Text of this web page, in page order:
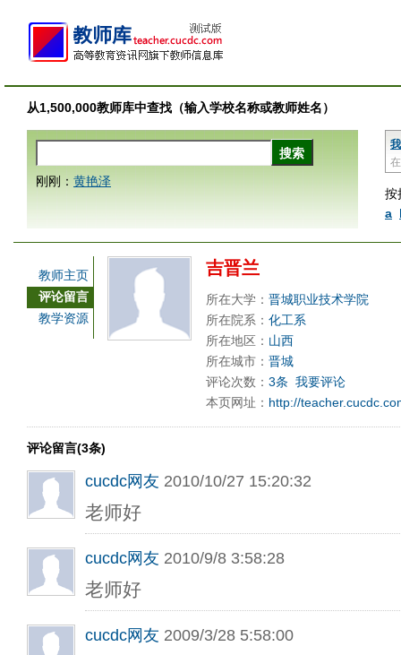
从1,500,000教师库中查找（输入学校名称或教师姓名）
按
a
刚刚： 黄艳泽
教师主页
评论留言
教学资源
吉晋兰
所在大学： 晋城职业技术学院
所在院系： 化工系
所在地区： 山西
所在城市： 晋城
评论次数： 3条 我要评论
本页网址： http://
评论留言(3条)
cucdc网友 2010/10/27 15:20:32
老师好
cucdc网友 2010/9/8 3:58:28
老师好
cucdc网友 2009/3/28 5:58:00